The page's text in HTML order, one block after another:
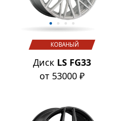
КОВАНЫЙ
Диск LS FG33
от 53000 ₽